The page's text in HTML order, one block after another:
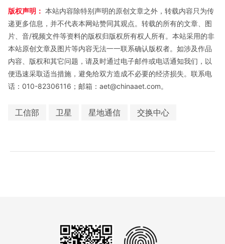
版权声明： 本站内容除特别声明的原创文章之外，转载内容只为传
递更多信息，并不代表本网站赞同其观点。转载的所有的文章、图
片、音/视频文件等资料的版权归版权所有权人所有。本站采用的非
本站原创文章及图片等内容无法一一联系确认版权者。如涉及作品
内容、版权和其它问题，请及时通过电子邮件或电话通知我们，以
便迅速采取适当措施，避免给双方造成不必要的经济损失。联系电
话：010-82306116；邮箱：aet@chinaaet.com。
工信部 卫星 星地通信 交换中心